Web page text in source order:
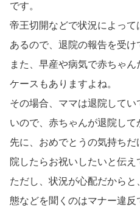
です。
帝王切開などで状況によっ
あるので、退院の報告を受け
また、早産や病気で赤ちゃ
ケースもありますよね。
その場合、ママは退院して
いので、赤ちゃんが退院して
先に、おめでとうの気持ち
院したらお祝いしたいと伝え
ただし、状況が心配だから
態などを聞くのはマナー違反